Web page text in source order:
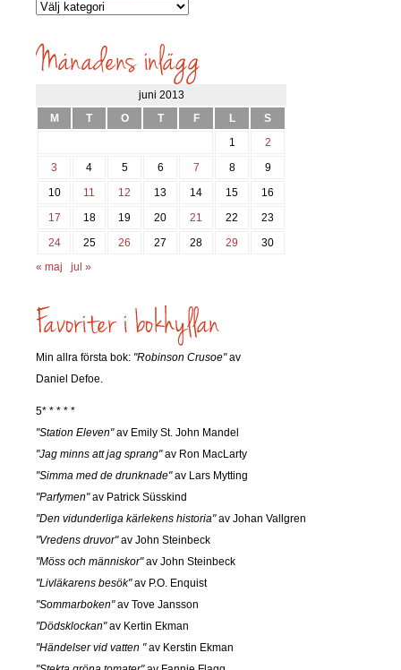
Vilka
söks?
juni 2013
M
T O T F L
S
1
2
3
4 5 6 7 8
9
10
11 12 13 14 15
16
17
18 19 20 21 22
23
24
25 26 27 28 29
30
« maj
jul »
Min allra första bok: "Robinson Crusoe"av
Daniel Defoe.
5* * * * *
"Station Eleven"av Emily St. John Mandel
"Jag minns att jag sprang"av Ron MacLarty
"Simma med de drunknade"av Lars Mytting
"Parfymen"av Patrick Süsskind
"Den vidunderliga kärlekens historia"av Johan Vallgren
"Vredens druvor"av John Steinbeck
"Möss och människor"av John Steinbeck
"Livläkarens besök"av P.O. Enquist
"Sommarboken"av Tove Jansson
"Dödsklockan"av Kertin Ekman
"Händelser vid vatten "av Kerstin Ekman